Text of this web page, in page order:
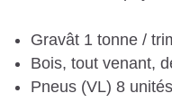
S
Gravât 1 tonne /
Bois, tout venant,
Pneus (VL) 8